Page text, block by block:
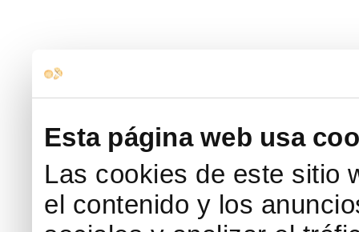
Esta página web usa
Las cookies de este sitio
el contenido y los